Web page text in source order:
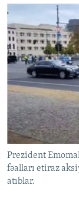
MULTIMEDIA
VIDEO
FOTOQALEREYA
İNFOQRAFIKA
KARIKATURA
RADIO ARXIV
OXU ZALI
AZƏRBAYCAN
İSLAM VƏ
İZ - MƏDƏNIYYƏT
HAQQIMIZDA
MISSIYAMIZ
PEŞƏ ETIKASI VƏ
BIZIMLƏ ƏLAQƏ
XƏBƏR
BIZI IZLƏ
RFE/RL-in
Prezident
fəalları etiraz
atıblar.